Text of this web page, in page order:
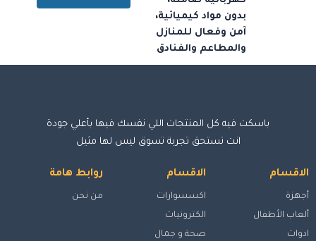
بدون مواد كيميائية،
آمن وفعال للمنازل
والمطاعم والفنادق
باسكت فيه كل المنتجات اللي نفسك فيها بأعلي جودة
انت تستحق تجربة تسوق ليس لها مثيل
الاقسام
أجهزة
ألعاب الأطفال
ادوات
الاقسام
اكسسوارات
الكترونيات
صحة و جمال
روابط هامة
من نحن